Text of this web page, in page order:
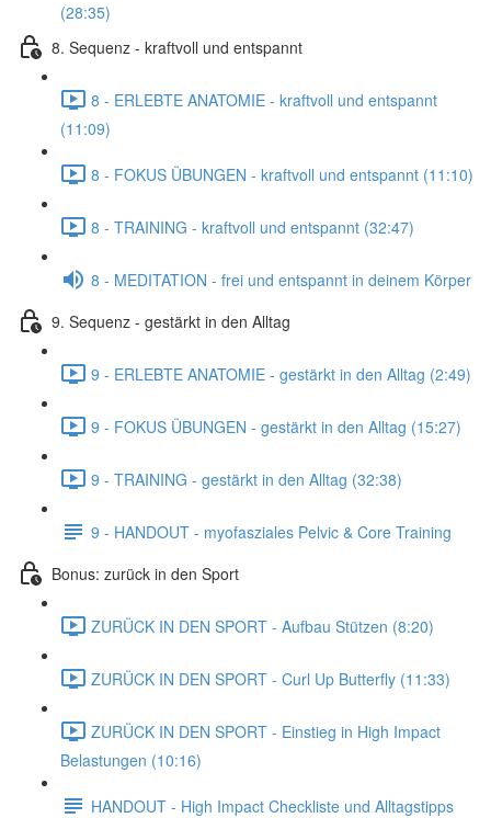
(28:35)
8. Sequenz - kraftvoll und entspannt
8 - ERLEBTE ANATOMIE - kraftvoll und entspannt
(11:09)
8 - FOKUS ÜBUNGEN - kraftvoll und entspannt (11:10)
8 - TRAINING - kraftvoll und entspannt (32:47)
8 - MEDITATION - frei und entspannt in deinem Körper
9. Sequenz - gestärkt in den Alltag
9 - ERLEBTE ANATOMIE - gestärkt in den Alltag (2:49)
9 - FOKUS ÜBUNGEN - gestärkt in den Alltag (15:27)
9 - TRAINING - gestärkt in den Alltag (32:38)
9 - HANDOUT - myofasziales Pelvic & Core Training
Bonus: zurück in den Sport
ZURÜCK IN DEN SPORT - Aufbau Stützen (8:20)
ZURÜCK IN DEN SPORT - Curl Up Butterfly (11:33)
ZURÜCK IN DEN SPORT - Einstieg in High Impact
Belastungen (10:16)
HANDOUT - High Impact Checkliste und Alltagstipps